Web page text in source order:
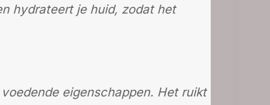
hydrateert je huid, zodat het
eigenschappen. Het ruikt